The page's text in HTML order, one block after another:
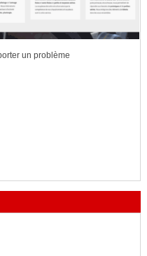
un problème